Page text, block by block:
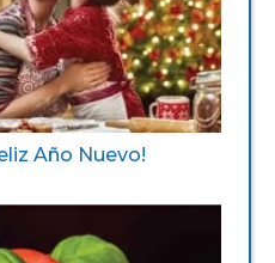
Año Nuevo!